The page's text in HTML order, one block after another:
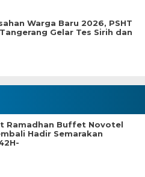
Warga Baru 2026, PSHT
Gelar Tes Sirih dan
Ramadhan Buffet Novotel
Hadir Semarakan